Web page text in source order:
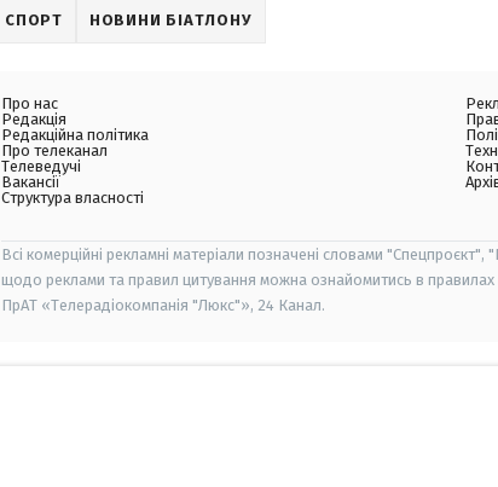
СПОРТ НОВИНИ БІАТЛОНУ
Про нас
Редакція
Редакційна політика
Про телеканал
Телеведучі
Вакансії
Структура власності
Всі комерційні рекламні матеріали позначені словами
щодо реклами та правил цитування можна ознайомитись в
ПрАТ «Телерадіокомпанія "Люкс"», 24 Канал.